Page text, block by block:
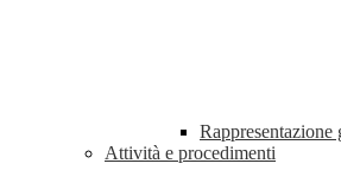
Rappresentazione
Attività e procedimenti